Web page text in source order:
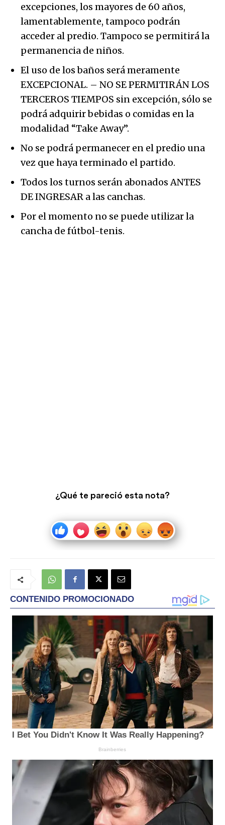
excepciones, los mayores de 60 años,
lamentablemente, tampoco podrán
acceder al predio. Tampoco se permitirá la
permanencia de niños.
El uso de los baños será meramente
EXCEPCIONAL. – NO SE PERMITIRÁN LOS
TERCEROS TIEMPOS sin excepción, sólo se
podrá adquirir bebidas o comidas en la
modalidad “Take Away”.
No se podrá permanecer en el predio una
vez que haya terminado el partido.
Todos los turnos serán abonados ANTES
DE INGRESAR a las canchas.
Por el momento no se puede utilizar la
cancha de fútbol-tenis.
¿Qué te pareció esta nota?